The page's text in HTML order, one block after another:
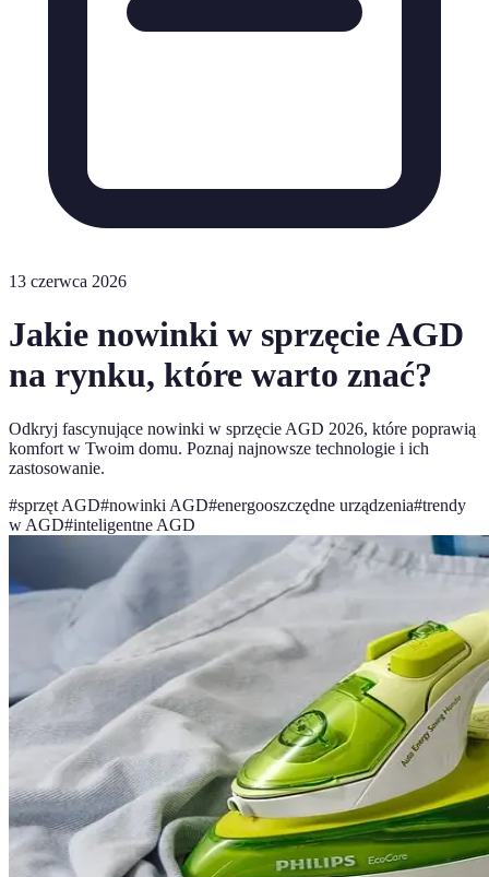
13 czerwca 2026
Jakie nowinki w sprzęcie AGD
na rynku, które warto znać?
Odkryj fascynujące nowinki w sprzęcie AGD 2026, które poprawią
komfort w Twoim domu. Poznaj najnowsze technologie i ich
zastosowanie.
#sprzęt AGD#nowinki AGD#energooszczędne urządzenia#trendy
w AGD#inteligentne AGD